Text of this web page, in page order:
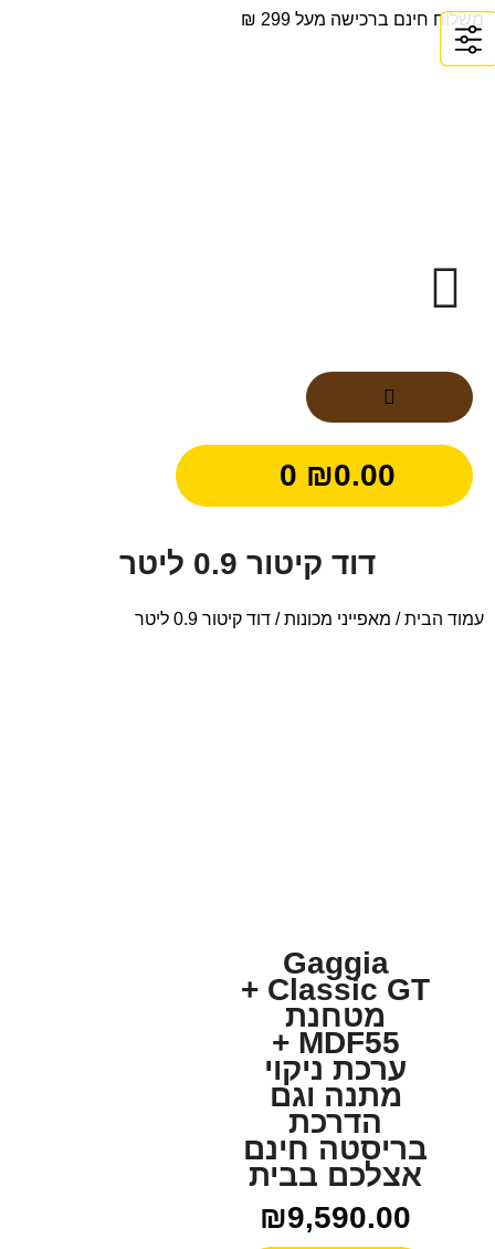
משלוח חינם ברכישה מעל 299 ₪
₪0.00
0
דוד קיטור 0.9 ליטר
עמוד הבית/ מאפייני מכונות / דוד קיטור 0.9 ליטר
Gaggia
Classic GT +
מטחנת
MDF55 +
ערכת ניקוי
מתנה וגם
הדרכת
בריסטה חינם
אצלכם בבית
₪9,590.00